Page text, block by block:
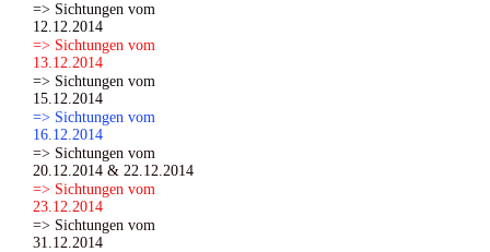
=> Sichtungen vom
12.12.2014
=> Sichtungen vom
13.12.2014
=> Sichtungen vom
15.12.2014
=> Sichtungen vom
16.12.2014
=> Sichtungen vom
20.12.2014 & 22.12.2014
=> Sichtungen vom
23.12.2014
=> Sichtungen vom
31.12.2014